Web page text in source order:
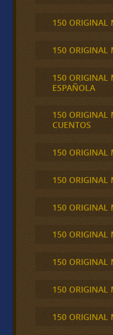
150 ORIGINAL
150 ORIGINAL
150 ORIGINAL
ESPAÑOLA
150 ORIGINAL
CUENTOS
150 ORIGINAL
150 ORIGINAL
150 ORIGINAL
150 ORIGINAL
150 ORIGINAL
150 ORIGINAL
150 ORIGINAL